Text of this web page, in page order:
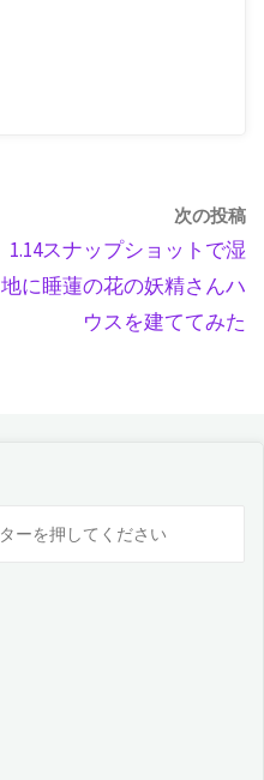
次の投稿
1.14スナップショットで湿
地に睡蓮の花の妖精さんハ
ウスを建ててみた